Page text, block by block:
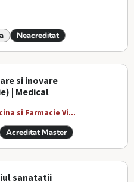
Neacreditat
si inovare
| Medical
si Farmacie Vi...
Acreditat Master
sanatatii